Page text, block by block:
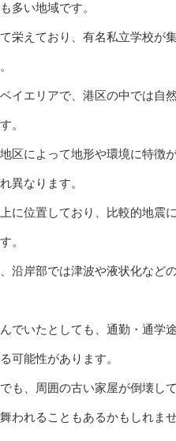
多い地域です。
栄えており、有名私立学校が
イエリアで、港区の中では自
。
区によって地形や環境に特徴
異なります。
に位置しており、比較的地震
。
沿岸部では津波や液状化など
でいたとしても、通勤・通学
可能性があります。
も、周囲の古い家屋が倒壊し
われることもあるかもしれま